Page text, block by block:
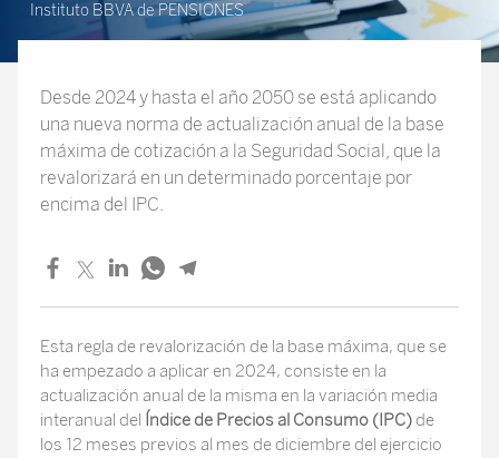
Instituto BBVA de PENSIONES
Desde 2024 y hasta el año 2050 se está aplicando
una nueva norma de actualización anual de la base
máxima de cotización a la Seguridad Social, que la
revalorizará en un determinado porcentaje por
encima del IPC.
Esta regla de revalorización de la base máxima, que se
ha empezado a aplicar en 2024, consiste en la
actualización anual de la misma en la variación media
interanual del Índice de Precios al Consumo (IPC) de
los 12 meses previos al mes de diciembre del ejercicio